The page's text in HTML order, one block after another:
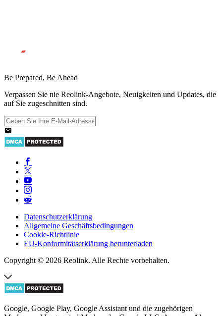
Be Prepared, Be Ahead
Verpassen Sie nie Reolink-Angebote, Neuigkeiten und Updates, die
auf Sie zugeschnitten sind.
Datenschutzerklärung
Allgemeine Geschäftsbedingungen
Cookie-Richtlinie
EU-Konformitätserklärung herunterladen
Copyright © 2026 Reolink. Alle Rechte vorbehalten.
Google, Google Play, Google Assistant und die zugehörigen